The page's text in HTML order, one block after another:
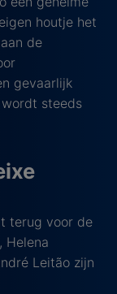
houtje het
de
gevaarlijk
steeds
terug voor de
Helena
Leitão zijn